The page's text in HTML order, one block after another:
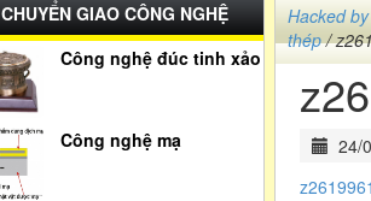
CHUYỂN GIAO CÔNG NGHỆ
Công nghệ đúc tinh xảo
Công nghệ mạ
Hacked
thép/